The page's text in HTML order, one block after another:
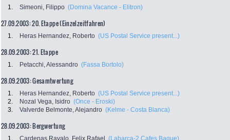
1. Simeoni, Filippo (Domina Vacance - Elitron)
27.09.2003: 20. Etappe (Einzelzeitfahren)
1. Heras Hernandez, Roberto (US Postal Service present...)
28.09.2003: 21. Etappe
1. Petacchi, Alessandro (Fassa Bortolo)
28.09.2003: Gesamtwertung
1. Heras Hernandez, Roberto (US Postal Service present...)
2.
Nozal Vega, Isidro (Once - Eroski)
3.
Valverde Belmonte, Alejandro (Kelme - Costa Blanca)
28.09.2003: Bergwertung